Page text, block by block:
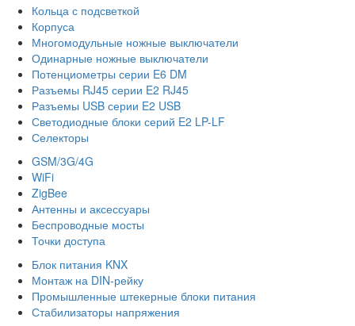
Кольца с подсветкой
Корпуса
Многомодульные ножные выключатели
Одинарные ножные выключатели
Потенциометры серии E6 DM
Разъемы RJ45 серии E2 RJ45
Разъемы USB серии E2 USB
Светодиодные блоки серий E2 LP-LF
Селекторы
GSM/3G/4G
WiFi
ZigBee
Антенны и аксессуары
Беспроводные мосты
Точки доступа
Блок питания KNX
Монтаж на DIN-рейку
Промышленные штекерные блоки питания
Стабилизаторы напряжения